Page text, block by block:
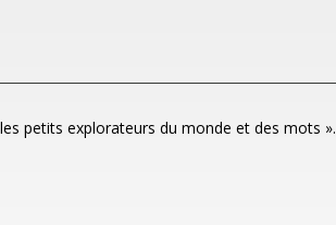
petits explorateurs du monde et des mots ».